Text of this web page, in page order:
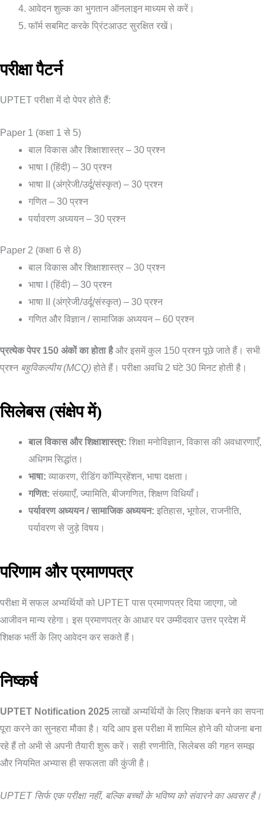
आवेदन शुल्क का भुगतान ऑनलाइन माध्यम से करें।
फॉर्म सबमिट करके प्रिंटआउट सुरक्षित रखें।
परीक्षा पैटर्न
UPTET परीक्षा में दो पेपर होते हैं:
Paper 1 (कक्षा 1 से 5)
बाल विकास और शिक्षाशास्त्र – 30 प्रश्न
भाषा I (हिंदी) – 30 प्रश्न
भाषा II (अंग्रेजी/उर्दू/संस्कृत) – 30 प्रश्न
गणित – 30 प्रश्न
पर्यावरण अध्ययन – 30 प्रश्न
Paper 2 (कक्षा 6 से 8)
बाल विकास और शिक्षाशास्त्र – 30 प्रश्न
भाषा I (हिंदी) – 30 प्रश्न
भाषा II (अंग्रेजी/उर्दू/संस्कृत) – 30 प्रश्न
गणित और विज्ञान / सामाजिक अध्ययन – 60 प्रश्न
प्रत्येक पेपर 150 अंकों का होता हैऔर इसमें कुल 150 प्रश्न पूछे जाते हैं। सभी
प्रश्न बहुविकल्पीय (MCQ) होते हैं। परीक्षा अवधि 2 घंटे 30 मिनट होती है।
सिलेबस (संक्षेप में)
बाल विकास और शिक्षाशास्त्र: शिक्षा मनोविज्ञान, विकास की अवधारणाएँ,
अधिगम सिद्धांत।
भाषा: व्याकरण, रीडिंग कॉम्प्रिहेंशन, भाषा दक्षता।
गणित: संख्याएँ, ज्यामिति, बीजगणित, शिक्षण विधियाँ।
पर्यावरण अध्ययन / सामाजिक अध्ययन: इतिहास, भूगोल, राजनीति,
पर्यावरण से जुड़े विषय।
परिणाम और प्रमाणपत्र
परीक्षा में सफल अभ्यर्थियों को UPTET पास प्रमाणपत्र दिया जाएगा, जो
आजीवन मान्य रहेगा। इस प्रमाणपत्र के आधार पर उम्मीदवार उत्तर प्रदेश में
शिक्षक भर्ती के लिए आवेदन कर सकते हैं।
निष्कर्ष
UPTET Notification 2025 लाखों अभ्यर्थियों के लिए शिक्षक बनने का सपना
पूरा करने का सुनहरा मौका है। यदि आप इस परीक्षा में शामिल होने की योजना बना
रहे हैं तो अभी से अपनी तैयारी शुरू करें। सही रणनीति, सिलेबस की गहन समझ
और नियमित अभ्यास ही सफलता की कुंजी है।
UPTET सिर्फ एक परीक्षा नहीं, बल्कि बच्चों के भविष्य को संवारने का अवसर है।